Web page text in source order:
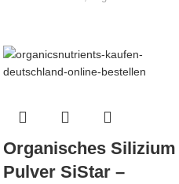
Organisches Silizium
Pulver SiStar –